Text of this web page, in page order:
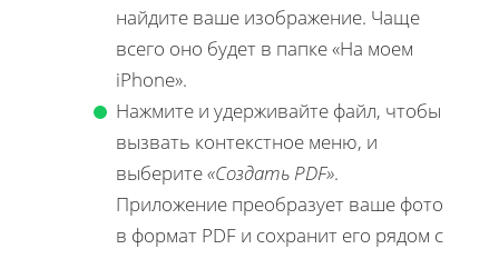
найдите ваше изображение. Чаще
всего оно будет в папке «На моем
iPhone».
Нажмите и удерживайте файл, чтобы
вызвать контекстное меню, и
выберите«Создать PDF».
Приложение преобразует ваше фото
в формат PDF и сохранит его рядом с